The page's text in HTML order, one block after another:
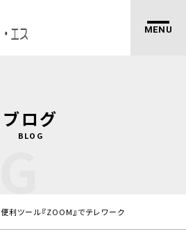
ブログ
BLOG
便利ツール『ZOOM』でテレワーク